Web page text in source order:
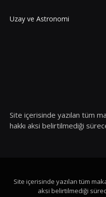
Uzay ve Astronomi
Site içerisinde yazılan tüm
hakkı aksi belirtilmediği
Site içerisinde yazılan tüm
aksi belirtilmediği